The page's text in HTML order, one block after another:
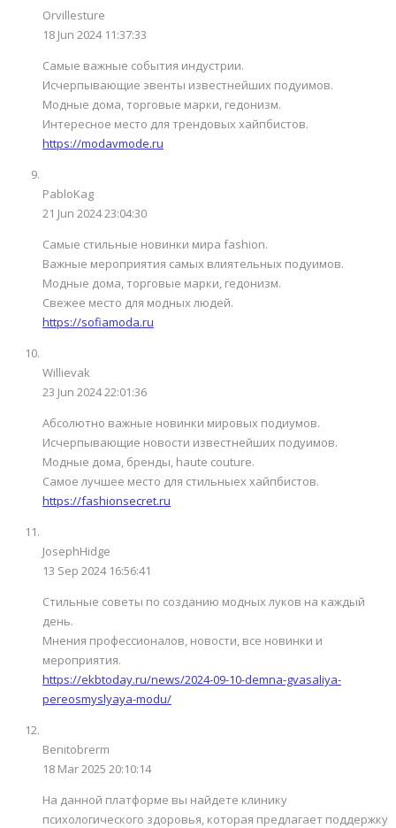
Orvillesture
18 Jun 2024 11:37:33
Самые важные события индустрии.
Исчерпывающие эвенты известнейших подуимов.
Модные дома, торговые марки, гедонизм.
Интересное место для трендовых хайпбистов.
https://modavmode.ru
PabloKag
21 Jun 2024 23:04:30
Самые стильные новинки мира fashion.
Важные мероприятия самых влиятельных подуимов.
Модные дома, торговые марки, гедонизм.
Свежее место для модных людей.
https://sofiamoda.ru
Willievak
23 Jun 2024 22:01:36
Абсолютно важные новинки мировых подиумов.
Исчерпывающие новости известнейших подуимов.
Модные дома, бренды, haute couture.
Самое лучшее место для стильныех хайпбистов.
https://fashionsecret.ru
JosephHidge
13 Sep 2024 16:56:41
Стильные советы по созданию модных луков на каждый
день.
Мнения профессионалов, новости, все новинки и
мероприятия.
https://ekbtoday.ru/news/2024-09-10-demna-gvasaliya-
pereosmyslyaya-modu/
Benitobrerm
18 Mar 2025 20:10:14
На данной платформе вы найдете клинику
психологического здоровья, которая предлагает поддержку